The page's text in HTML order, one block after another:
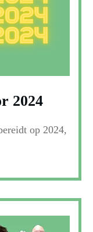
2024
op 2024,